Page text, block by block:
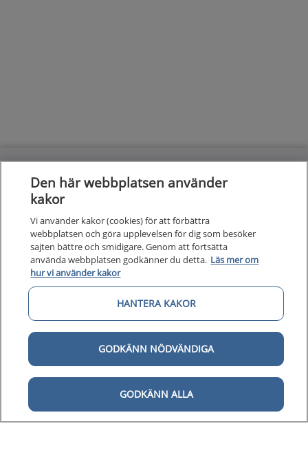
Kunskapsstöd
Om 1177 för vårdpersonal
Digital tillgänglighet
Till startsidan för 1177 för
för vårdpersonal
1177 för vårdpersonal samlar information
och nationella kunskapsstöd och är en del av
Nationellt system för kunskapsstyrning
Den här webbplatsen använder
kakor
Vi använder kakor (cookies) för att förbättra
webbplatsen och göra upplevelsen för dig som besöker
sajten bättre och smidigare. Genom att fortsätta
använda webbplatsen godkänner du detta. Läs mer om
hur vi använder kakor
HANTERA KAKOR
GODKÄNN NÖDVÄNDIGA
GODKÄNN ALLA